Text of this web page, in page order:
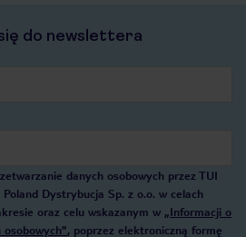
do newslettera
danych osobowych przez TUI
Poland Dystrybucja Sp. z o.o. w celach
oraz celu wskazanym w „Informacji o
, poprzez elektroniczną formę